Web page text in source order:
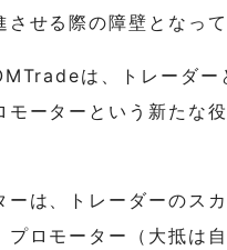
させる際の障壁となって
は、トレーダー
モーターという新たな
ーは、トレーダーのス
プロモーター（大抵は